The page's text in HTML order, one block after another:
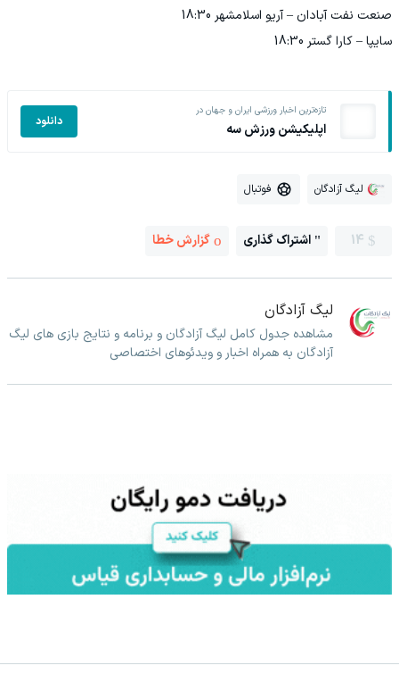
صنعت نفت آبادان – آریو اسلامشهر 18:30
سایپا – کارا گستر 18:30
تازه‌ترین اخبار ورزشی ایران و جهان در
اپلیکیشن ورزش سه دانلود
لیگ آزادگان فوتبال
14 اشتراک گذاری گزارش خطا
لیگ آزادگان
مشاهده جدول کامل لیگ آزادگان و برنامه و نتایج بازی های لیگ
آزادگان به همراه اخبار و ویدئوهای اختصاصی